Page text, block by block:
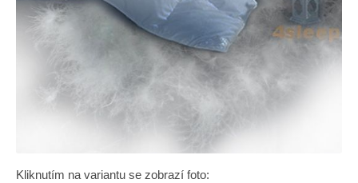
Kliknutím na variantu se zobrazí foto: